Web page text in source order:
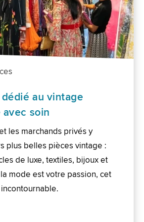
au vintage
soin
les marchands privés y
plus belles pièces vintage :
de luxe, textiles, bijoux et
mode est votre passion, cet